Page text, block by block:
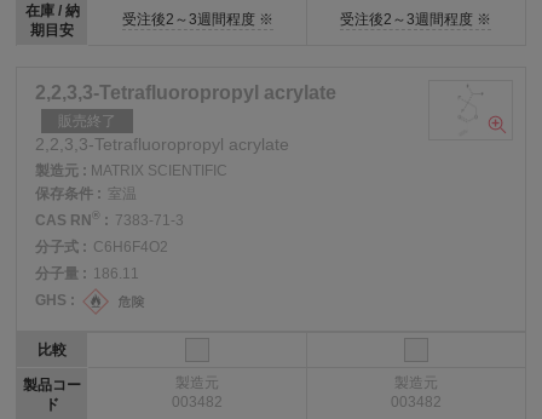
在庫 / 納
期目安
受注後2～3週間程度 ※ 受注後2～3週間程度 ※
2,2,3,3-Tetrafluoropropyl acrylate
販売終了
2,2,3,3-Tetrafluoropropyl acrylate
製造元 : MATRIX SCIENTIFIC
保存条件 : 室温
CAS RN ® : 7383-71-3
分子式 : C6H6F4O2
分子量 : 186.11
GHS :
比較
製品コー
ド
製造元
003482
製造元
003482